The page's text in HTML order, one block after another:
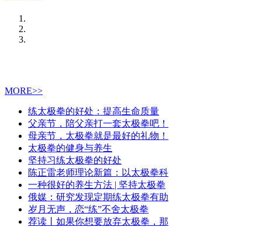
MORE>>
练太极拳的好处：提高生命质量
父亲节，陪父亲打一套太极拳吧！
母亲节，太极拳就是最好的礼物！
太极拳的健身与养生
坚持习练太极拳的好处
陈正雷老师理论新篇：以太极拳科
一种很好的养生方法 | 坚持太极拳
俄媒：研究发现定期练太极拳有助
岁月无声，恋“练”不舍太极拳
荐读丨如果你想要放弃太极拳，那